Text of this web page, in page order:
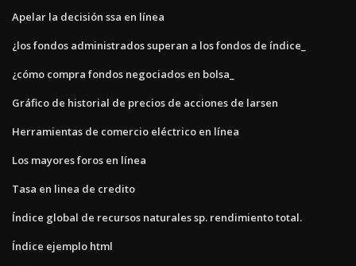
Apelar la decisión ssa en línea
¿los fondos administrados superan a los fondos de índice_
¿cómo compra fondos negociados en bolsa_
Gráfico de historial de precios de acciones de larsen
Herramientas de comercio eléctrico en línea
Los mayores foros en línea
Tasa en linea de credito
Índice global de recursos naturales sp. rendimiento total.
Índice ejemplo html